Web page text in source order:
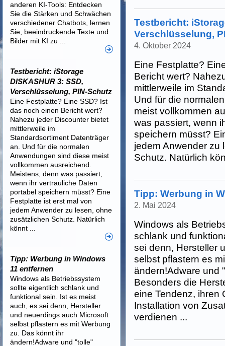
Testbericht:
Verschlüsselung,
4. Oktober 2024
Eine Festplatte?
Bericht wert?
mittlerweile im
Und für die
meist vollkommen
was passiert, wenn
speichern müsst?
jedem Anwender zu
Schutz. Natürlich
Tipp: Werbung in
2. Mai 2024
Windows als
schlank und
sei denn, Hersteller
selbst pflastern es
ändern!Adware und
Besonders die
eine Tendenz, ihren
Installation von
verdienen ...
anderen KI-Tools: Entdecken
Sie die Stärken und Schwächen
verschiedener Chatbots, lernen
Sie, beeindruckende Texte und
Bilder mit KI zu ...
Testbericht: iStorage
DISKASHUR 3: SSD,
Verschlüsselung, PIN-Schutz
Eine Festplatte? Eine SSD? Ist
das noch einen Bericht wert?
Nahezu jeder Discounter bietet
mittlerweile im
Standardsortiment Datenträger
an. Und für die normalen
Anwendungen sind diese meist
vollkommen ausreichend.
Meistens, denn was passiert,
wenn ihr vertrauliche Daten
portabel speichern müsst? Eine
Festplatte ist erst mal von
jedem Anwender zu lesen, ohne
zusätzlichen Schutz. Natürlich
könnt ...
Tipp: Werbung in Windows
11 entfernen
Windows als Betriebssystem
sollte eigentlich schlank und
funktional sein. Ist es meist
auch, es sei denn, Hersteller
und neuerdings auch Microsoft
selbst pflastern es mit Werbung
zu. Das könnt ihr
ändern!Adware und "tolle"